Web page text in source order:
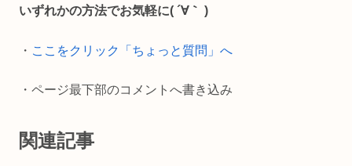
o i
いずれかの方法でお気軽に( ´∀｀ )
・ ここをクリック「ちょっと質問」へ
・ページ最下部のコメントへ書き込み
関連記事